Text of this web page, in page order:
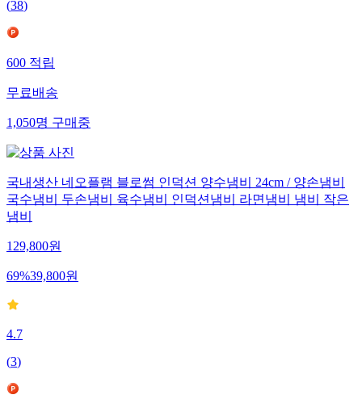
(38)
600적립
무료배송
1,050명구매중
국내생산 네오플램 블로썸 인덕션 양수냄비 24cm / 양손냄비
국수냄비 두손냄비 육수냄비 인덕션냄비 라면냄비 냄비 작은
냄비
129,800원
69%39,800원
4.7
(3)